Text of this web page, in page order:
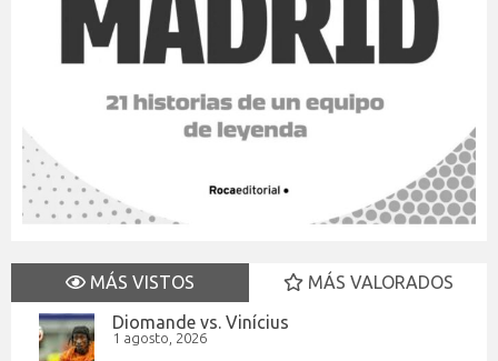
MÁS VISTOS
MÁS VALORADOS
Diomande vs. Vinícius
1 agosto, 2026